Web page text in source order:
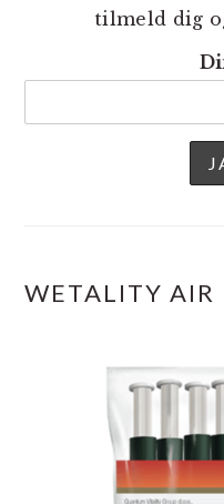
tilmeld dig
WETALITY AIR